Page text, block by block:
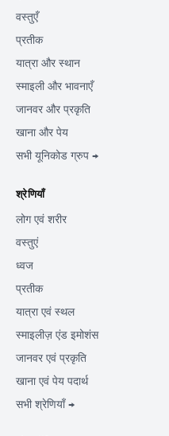
वस्तुएँ
प्रतीक
यात्रा और स्थान
स्माइली और भावनाएँ
जानवर और प्रकृति
खाना और पेय
सभी यूनिकोड ग्रुप →
श्रेणियाँ
लोग एवं शरीर
वस्तुएं
ध्वज
प्रतीक
यात्रा एवं स्थल
स्माइलीज़ एंड इमोशंस
जानवर एवं प्रकृति
खाना एवं पेय पदार्थ
सभी श्रेणियाँ →